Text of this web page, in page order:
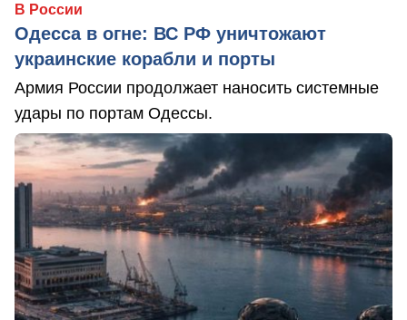
В России
Одесса в огне: ВС РФ уничтожают
украинские корабли и порты
Армия России продолжает наносить системные
удары по портам Одессы.